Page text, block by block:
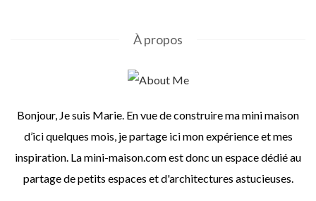
À propos
Bonjour, Je suis Marie. En vue de construire ma mini maison
d’ici quelques mois, je partage ici mon expérience et mes
inspiration. La mini-maison.com est donc un espace dédié au
partage de petits espaces et d'architectures astucieuses.